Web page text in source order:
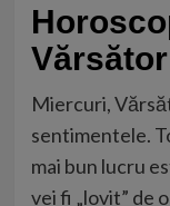
Vărsător
Miercuri,
sentimentele.
mai bun lucru
vei fi „lovit” de